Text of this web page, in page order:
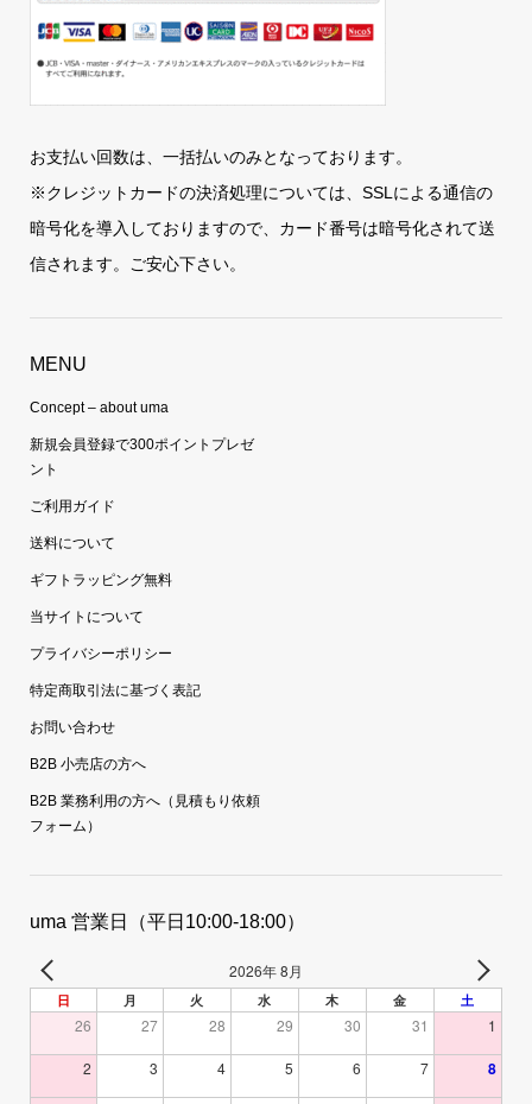
お支払い回数は、一括払いのみとなっております。
※クレジットカードの決済処理については、SSLによる通信の
暗号化を導入しておりますので、カード番号は暗号化されて送
信されます。ご安心下さい。
MENU
Concept – about uma
新規会員登録で300ポイントプレゼ
ント
ご利用ガイド
送料について
ギフトラッピング無料
当サイトについて
プライバシーポリシー
特定商取引法に基づく表記
お問い合わせ
B2B 小売店の方へ
B2B 業務利用の方へ（見積もり依頼
フォーム）
uma 営業日（平日10:00-18:00）
2026年 8月
日 月 火 水 木 金 土
26 27 28 29 30 31 1
2 3 4 5 6 7 8